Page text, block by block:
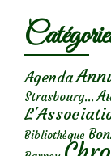
Agenda
Strasbourg...
Bibliothèque